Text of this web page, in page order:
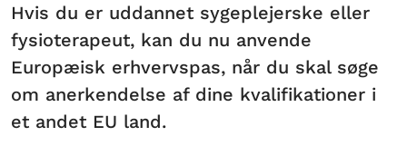
Hvis du er uddannet sygeplejerske eller
fysioterapeut, kan du nu anvende
Europæisk erhvervspas, når du skal søge
om anerkendelse af dine kvalifikationer i
et andet EU land.